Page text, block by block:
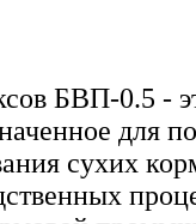
БВП-0.5 -
для
сухих